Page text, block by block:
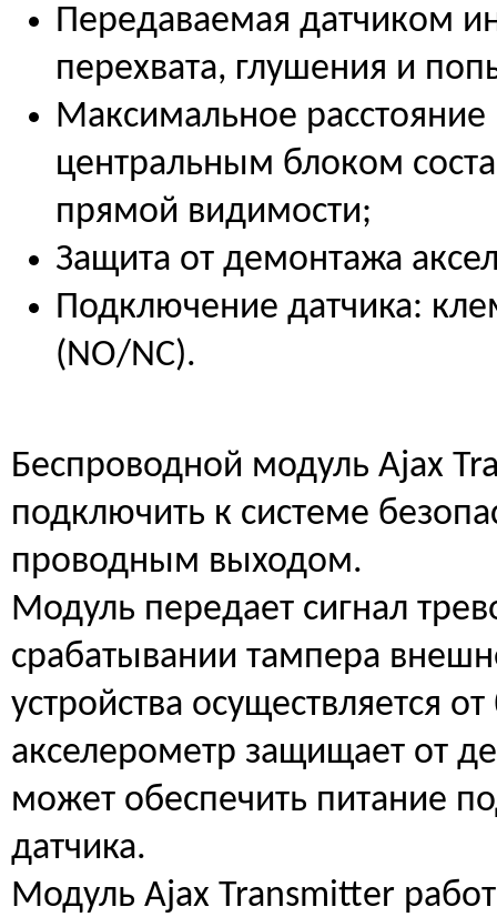
Передаваемая датчиком
перехвата, глушения и
Максимальное
центральным блоком
прямой видимости;
Защита от демонтажа
Подключение датчика:
(NO/NC).
Беспроводной модуль Ajax
подключить к системе
проводным выходом.
Модуль передает сигнал
срабатывании тампера
устройства осуществляется
акселерометр защищает от
может обеспечить питание
датчика.
Модуль Ajax Transmitter